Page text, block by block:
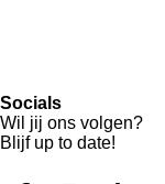
Socials
Wil jij ons volgen?
Blijf up to date!